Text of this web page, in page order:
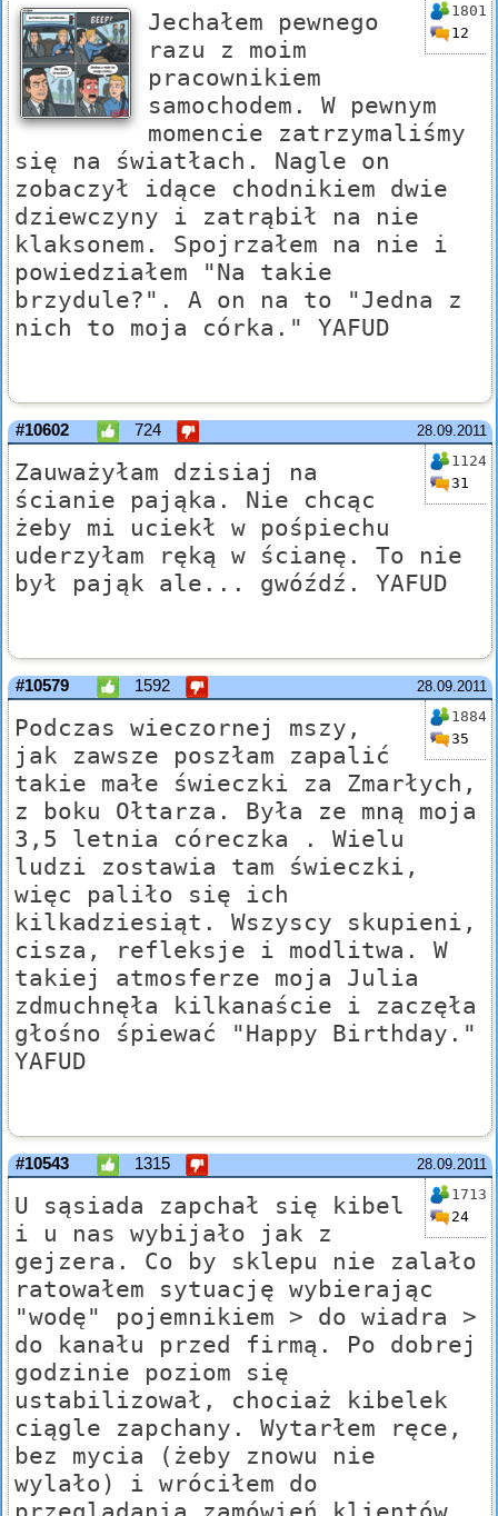
1801
12
Jechałem pewnego
razu z moim
pracownikiem
samochodem. W pewnym
momencie zatrzymaliśmy
się na światłach. Nagle on
zobaczył idące chodnikiem dwie
dziewczyny i zatrąbił na nie
klaksonem. Spojrzałem na nie i
powiedziałem "Na takie
brzydule?". A on na to "Jedna z
nich to moja córka." YAFUD
28.09.2011
#10602 724
1124
31
Zauważyłam dzisiaj na
ścianie pająka. Nie chcąc
żeby mi uciekł w pośpiechu
uderzyłam ręką w ścianę. To nie
był pająk ale... gwóźdź. YAFUD
28.09.2011
#10579 1592
1884
35
Podczas wieczornej mszy,
jak zawsze poszłam zapalić
takie małe świeczki za Zmarłych,
z boku Ołtarza. Była ze mną moja
3,5 letnia córeczka . Wielu
ludzi zostawia tam świeczki,
więc paliło się ich
kilkadziesiąt. Wszyscy skupieni,
cisza, refleksje i modlitwa. W
takiej atmosferze moja Julia
zdmuchnęła kilkanaście i zaczęła
głośno śpiewać "Happy Birthday."
YAFUD
28.09.2011
#10543 1315
1713
24
U sąsiada zapchał się kibel
i u nas wybijało jak z
gejzera. Co by sklepu nie zalało
ratowałem sytuację wybierając
"wodę" pojemnikiem > do wiadra >
do kanału przed firmą. Po dobrej
godzinie poziom się
ustabilizował, chociaż kibelek
ciągle zapchany. Wytarłem ręce,
bez mycia (żeby znowu nie
wylało) i wróciłem do